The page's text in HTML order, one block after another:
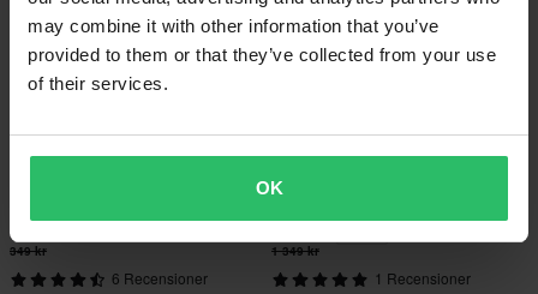
may combine it with other information that you’ve
provided to them or that they’ve collected from your use
of their services.
OK
319 kr
349 kr
6 Recensioner
1 349 kr
1 Recensioner